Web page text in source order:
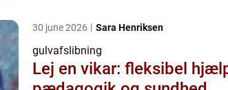
i ...
30 june 2026 Sara Henriksen
gulvafslibning
Lej en vikar: fleksibel